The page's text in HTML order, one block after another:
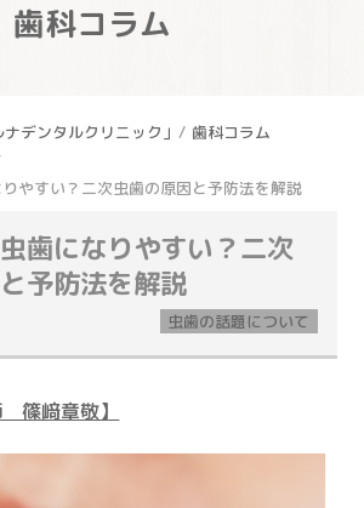
歯科コラム
デンタルクリニック」
歯科コラム
やすい？二次虫歯の原因と予防法を解説
歯になりやすい？二次
予防法を解説
虫歯の話題について
篠﨑章敬】